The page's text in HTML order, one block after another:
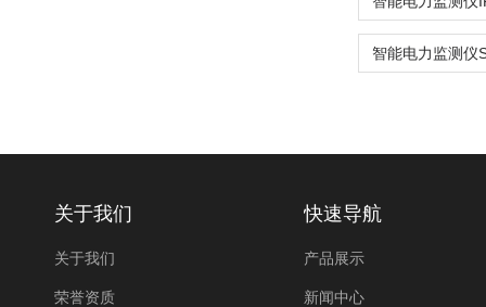
关于我们
关于我们
荣誉资质
快速导航
产品展示
新闻中心